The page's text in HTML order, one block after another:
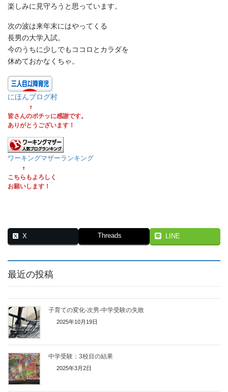
楽しみに見守ろうと思っています。
次の波は来年末にはやってくる
長男の大学入試。
今のうちに少しでもココロとカラダを
休めておかなくちゃ。
にほんブログ村
↑
皆さんのポチッに感謝です。
ありがとうございます！
ワーキングマザーランキング
↑
こちらもよろしく
お願いします！
X Threads LINE
最近の投稿
子育ての変化-次男-中学受験の失敗
2025年10月19日
中学受験：3校目の結果
2025年3月2日